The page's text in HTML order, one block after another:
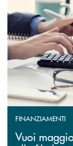
FINANZIAMENTI
Vuoi